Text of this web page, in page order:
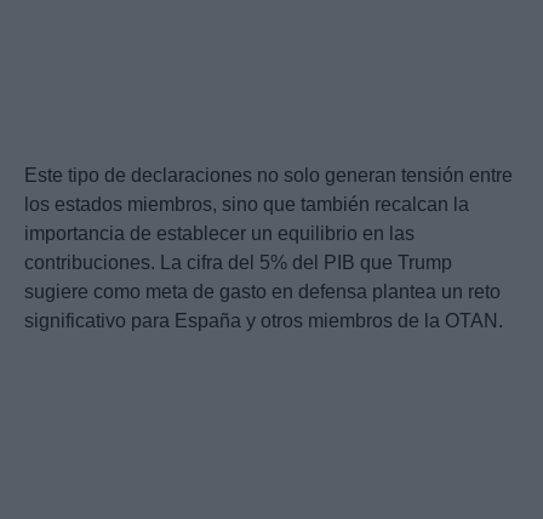
Este tipo de declaraciones no solo generan tensión entre
los estados miembros, sino que también recalcan la
importancia de establecer un equilibrio en las
contribuciones. La cifra del 5% del PIB que Trump
sugiere como meta de gasto en defensa plantea un reto
significativo para España y otros miembros de la OTAN.